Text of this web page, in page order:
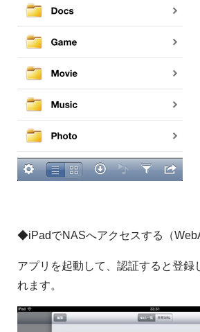
◆iPadでNASへアクセスする（
アプリを起動して、認証すると登録
れます。